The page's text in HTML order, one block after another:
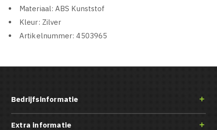
Materiaal: ABS Kunststof
Kleur: Zilver
Artikelnummer: 4503965
Bedrijfsinformatie 
Extra informatie 